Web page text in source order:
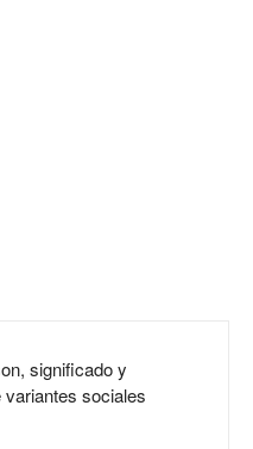
significado y
sociales